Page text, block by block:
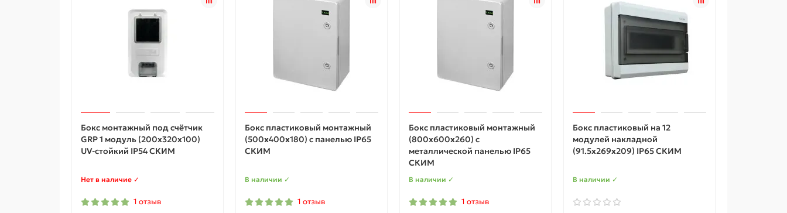
Бокс монтажный под счётчик
GRP 1 модуль (200х320х100)
UV-стойкий IP54 СКИМ
Нет в наличие ✓
1 отзыв
Бокс пластиковый монтажный
(500x400x180) с панелью IP65
СКИМ
В наличии ✓
1 отзыв
Бокс пластиковый монтажный
(800x600x260) с
металлической панелью IP65
СКИМ
В наличии ✓
1 отзыв
Бокс пластиковый на 12
модулей накладной
(91.5х269х209) IP65 СКИМ
В наличии ✓